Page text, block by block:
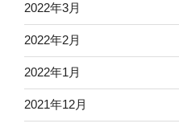
2022年3月
2022年2月
2022年1月
2021年12月